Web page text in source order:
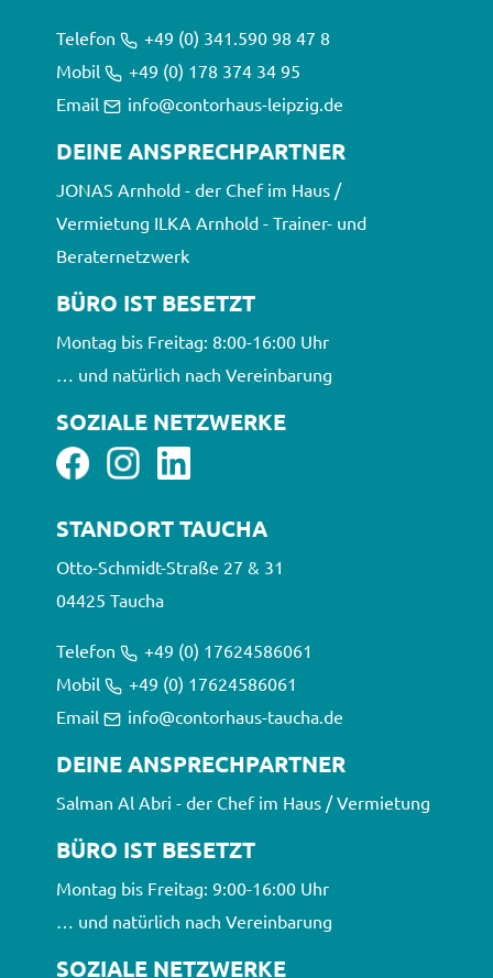
Telefon
+49 (0) 341.590 98 47 8
Mobil
+49 (0) 178 374 34 95
Email
info@contorhaus-leipzig.de
DEINE ANSPRECHPARTNER
JONAS Arnhold - der Chef im Haus /
Vermietung ILKA Arnhold - Trainer- und
Beraternetzwerk
BÜRO IST BESETZT
Montag bis Freitag: 8:00-16:00 Uhr
… und natürlich nach Vereinbarung
SOZIALE NETZWERKE
STANDORT TAUCHA
Otto-Schmidt-Straße 27 & 31
0 4425 Taucha
Telefon
+49 (0) 17624586061
Mobil
+49 (0) 17624586061
Email
info@contorhaus-taucha.de
DEINE ANSPRECHPARTNER
Salman Al Abri - der Chef im Haus / Vermietung
BÜRO IST BESETZT
Montag bis Freitag: 9:00-16:00 Uhr
… und natürlich nach Vereinbarung
SOZIALE NETZWERKE